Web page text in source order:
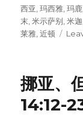
西亚 ,玛西雅 ,玛鹿
末 ,米示萨别 ,米迦
莱雅 ,近顿
挪亚、
14:12-